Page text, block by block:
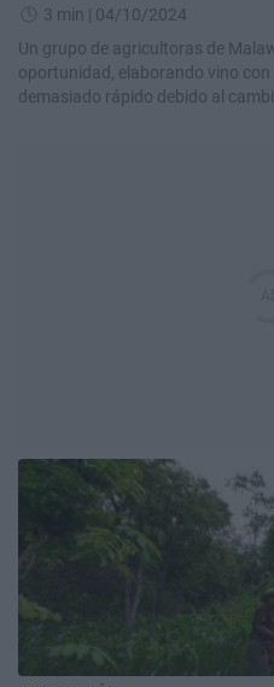
3 min | 04/10/2024
Un grupo de agricultoras de
oportunidad, elaborando vino
demasiado rápido debido al